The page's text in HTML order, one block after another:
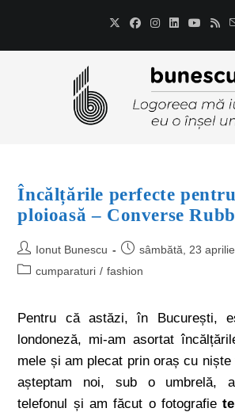
Încălțările perfecte
ploioasă – Converse
Ionut Bunescu
sâmbătă, 23
cumparaturi / fashion
Pentru că astăzi, în București,
londoneză, mi-am asortat
mele și am plecat prin oraș cu
așteptam noi, sub o umbrelă,
telefonul și am făcut o fotografie